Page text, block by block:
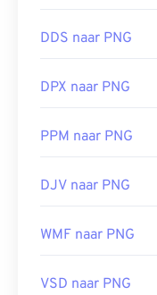
DDS naar PNG
DPX naar PNG
PPM naar PNG
DJV naar PNG
WMF naar PNG
VSD naar PNG